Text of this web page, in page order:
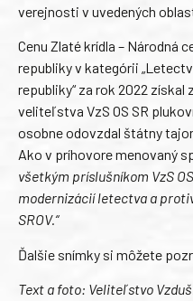
verejnosti v uvedených
Cenu Zlaté krídla – Národná
republiky v kategórii
republiky“ za rok 2022
veliteľstva VzS OS SR
osobne odovzdal štátny
Ako v príhovore menovaný
všetkým príslušníkom VzS
modernizácií letectva a
SROV.“
Ďalšie snímky si môžete
Text a foto: Veliteľstvo